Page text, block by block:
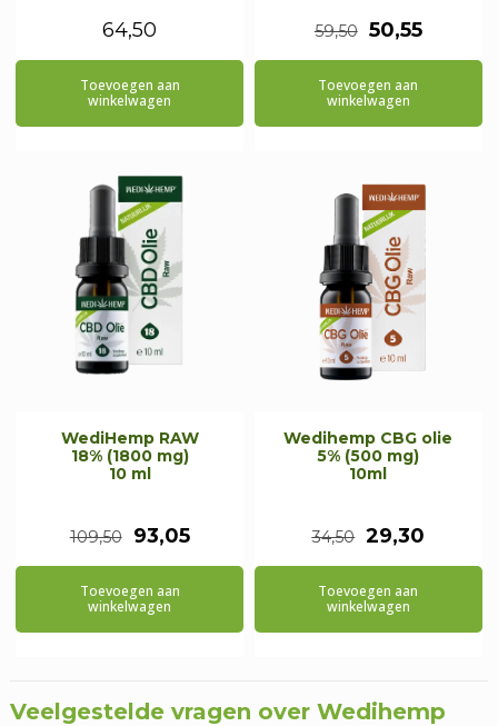
64,50
Toevoegen aan
winkelwagen
59,50
prijs
was:
50,55
prijs
Toevoegen aan
winkelwagen
WediHemp RAW
18% (1800 mg)
10 ml
109,50
Oorspronkelijke
prijs
was:
93,05Huidige
prijs
Toevoegen aan
winkelwagen
Wedihemp CBG olie
5% (500 mg)
10ml
34,50
prijs
was:
29,30
prijs
Toevoegen aan
winkelwagen
Veelgestelde vragen over Wedihemp